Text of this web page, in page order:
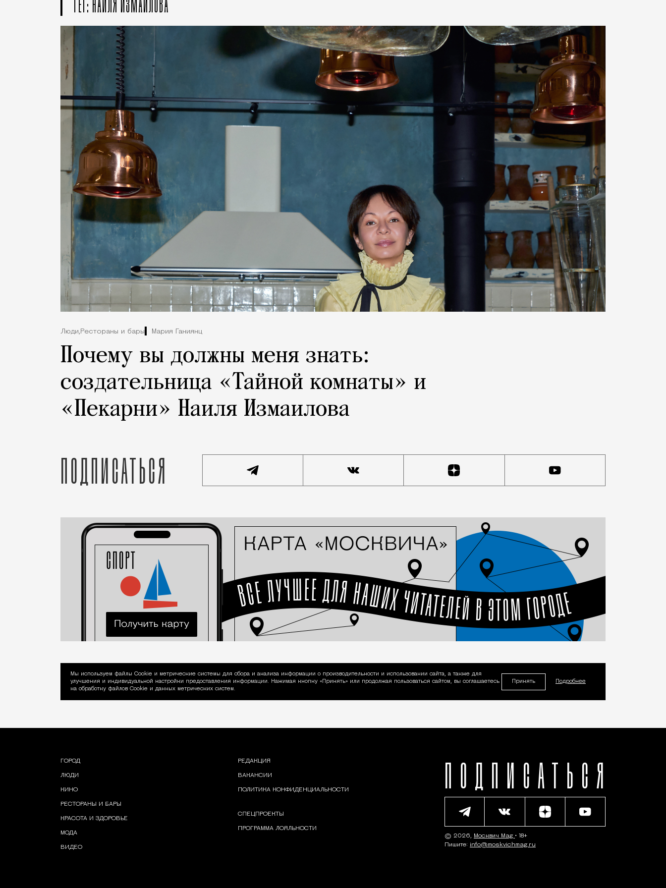
Люди, Рестораны и бары Мария Ганиянц
Почему вы должны меня знать:
создательница «Тайной комнаты» и
«Пекарни» Наиля Измаилова
Подписаться
Уведомление об использовании Cookie
Мы используем файлы Сookie и метрические системы для сбора и анализа информации о производительности и использовании сайта, а также для
улучшения и индивидуальной настройки предоставления информации. Нажимая кнопку «Принять» или продолжая пользоваться сайтом, вы соглашаетесь
на обработку файлов Cookie и данных метрических систем.
Принять Подробнее
ГОРОД
ЛЮДИ
КИНО
РЕСТОРАНЫ И БАРЫ
КРАСОТА И ЗДОРОВЬЕ
МОДА
ВИДЕО
РЕДАКЦИЯ
ВАКАНСИИ
ПОЛИТИКА КОНФИДЕНЦИАЛЬНОСТИ
СПЕЦПРОЕКТЫ
ПРОГРАММА ЛОЯЛЬНОСТИ
ПОДПИСАТЬСЯ
© 2026, Москвич Mag • 18+
Пишите: info@moskvichmag.ru